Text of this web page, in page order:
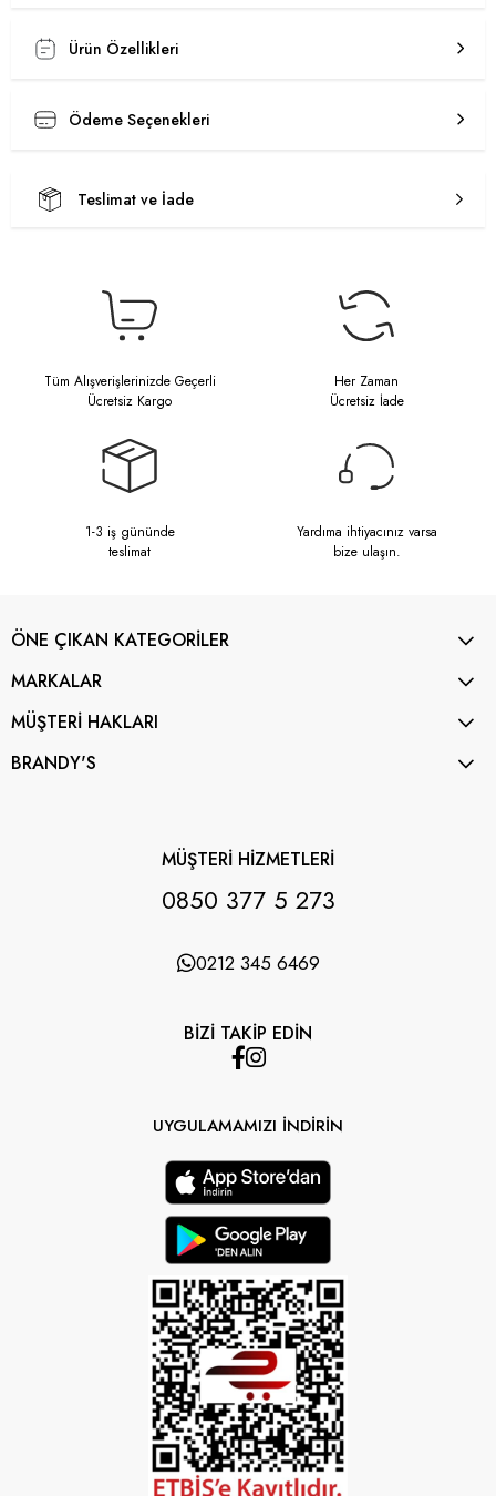
Ürün Özellikleri
Ödeme Seçenekleri
Teslimat ve İade
Tüm Alışverişlerinizde Geçerli
Ücretsiz Kargo
Her Zaman
Ücretsiz İade
1-3 iş gününde
teslimat
Yardıma ihtiyacınız varsa
bize ulaşın.
ÖNE ÇIKAN KATEGORİLER
MARKALAR
MÜŞTERİ HAKLARI
BRANDY'S
MÜŞTERİ HİZMETLERİ
0850 377 5 273
0212 345 6469
BİZİ TAKİP EDİN
UYGULAMAMIZI İNDİRİN